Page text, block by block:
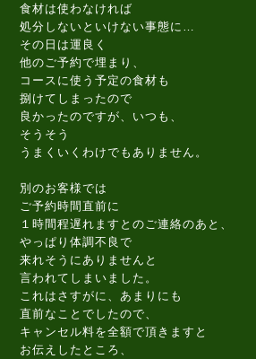
食材は使わなければ
処分しないといけない事態に…
その日は運良く
他のご予約で埋まり、
コースに使う予定の食材も
捌けてしまったので
良かったのですが、いつも、
そうそう
うまくいくわけでもありません。
別のお客様では
ご予約時間直前に
１時間程遅れますとのご連絡のあと、
やっぱり体調不良で
来れそうにありませんと
言われてしまいました。
これはさすがに、あまりにも
直前なことでしたので、
キャンセル料を全額で頂きますと
お伝えしたところ、